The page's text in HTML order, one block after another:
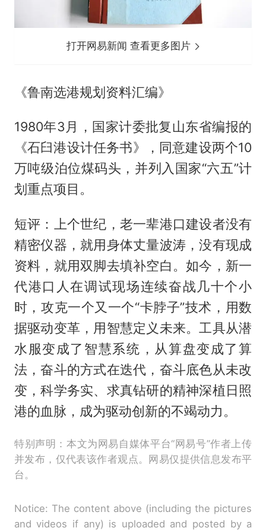
打开网易新闻 查看更多图片
《鲁南选港规划资料汇编》
1980年3月，国家计委批复山东省编报的
《石臼港设计任务书》，同意建设两个10
万吨级泊位煤码头，并列入国家“六五”计
划重点项目。
短评：上个世纪，老一辈港口建设者没有
精密仪器，就用身体丈量波涛，没有现成
资料，就用双脚去填补空白。如今，新一
代港口人在调试现场连续奋战几十个小
时，攻克一个又一个“卡脖子”技术，用数
据驱动变革，用智慧定义未来。工具从潜
水服变成了智慧系统，从算盘变成了算
法，奋斗的方式在迭代，奋斗底色从未改
变，科学务实、求真钻研的精神深植日照
港的血脉，成为驱动创新的不竭动力。
特别声明：本文为网易自媒体平台“网易号”作者上传
并发布，仅代表该作者观点。网易仅提供信息发布平
台。
Notice: The content above (including the pictures
and videos if any) is uploaded and posted by a